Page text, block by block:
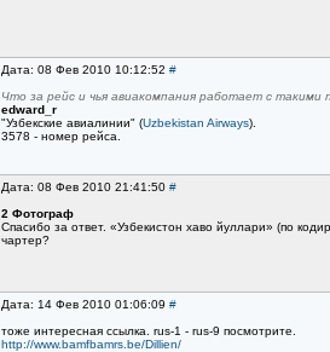
Дата: 08 Фев 2010 10:12:52 #
Что за рейс и чья авиакомпания работает с такими
edward_r
"Узбекские авиалинии" (Uzbekistan Airways).
3578 - номер рейса.
Дата: 08 Фев 2010 21:41:50 #
2 Фотограф
Спасибо за ответ. «Узбекистон хаво йуллари» (по
чартер?
Дата: 14 Фев 2010 01:06:09 #
тоже интересная ссылка. rus-1 - rus-9 посмотрите.
http://www.bamfbamrs.be/Dillien/